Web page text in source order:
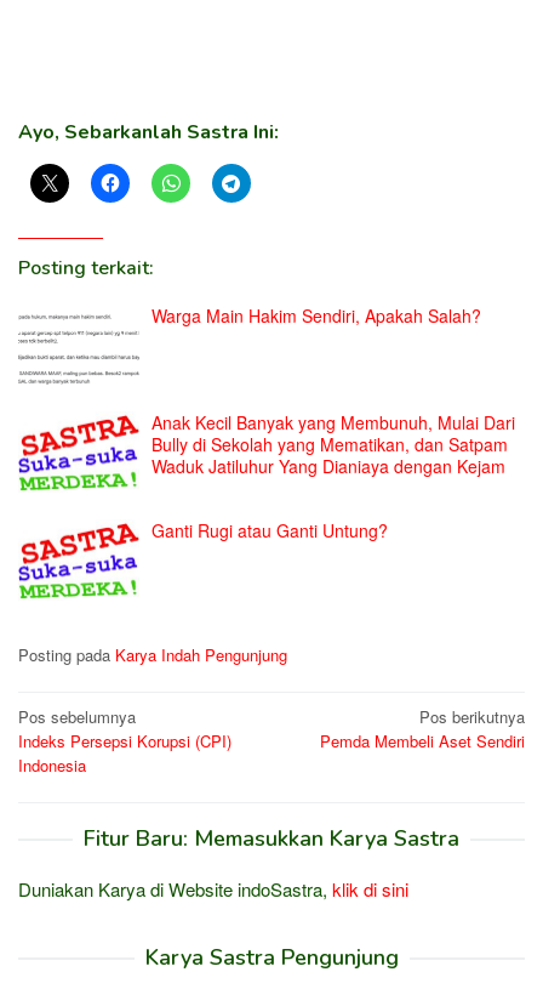
Ayo, Sebarkanlah Sastra Ini:
Posting terkait:
Warga Main Hakim Sendiri, Apakah Salah?
Anak Kecil Banyak yang Membunuh, Mulai Dari
Bully di Sekolah yang Mematikan, dan Satpam
Waduk Jatiluhur Yang Dianiaya dengan Kejam
Ganti Rugi atau Ganti Untung?
Posting pada Karya Indah Pengunjung
Navigasi
pos
Pos sebelumnya
Indeks Persepsi Korupsi (CPI)
Indonesia
Pos berikutnya
Pemda Membeli Aset Sendiri
Fitur Baru: Memasukkan Karya Sastra
Duniakan Karya di Website indoSastra, klik di sini
Karya Sastra Pengunjung